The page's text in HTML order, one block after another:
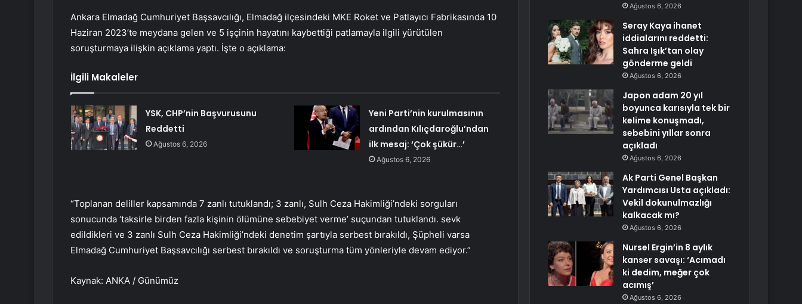
Ankara Elmadağ Cumhuriyet Başsavcılığı, Elmadağ ilçesindeki MKE Roket ve Patlayıcı Fabrikasında 10
Haziran 2023’te meydana gelen ve 5 işçinin hayatını kaybettiği patlamayla ilgili yürütülen
soruşturmaya ilişkin açıklama yaptı. İşte o açıklama:
İlgili Makaleler
YSK, CHP’nin Başvurusunu
Reddetti
Ağustos 6, 2026
Yeni Parti’nin kurulmasının
ardından Kılıçdaroğlu’ndan
ilk mesaj: ‘Çok şükür…’
Ağustos 6, 2026
“Toplanan deliller kapsamında 7 zanlı tutuklandı; 3 zanlı, Sulh Ceza Hakimliği’ndeki sorguları
sonucunda ‘taksirle birden fazla kişinin ölümüne sebebiyet verme’ suçundan tutuklandı. sevk
edildikleri ve 3 zanlı Sulh Ceza Hakimliği’ndeki denetim şartıyla serbest bırakıldı, Şüpheli varsa
Elmadağ Cumhuriyet Başsavcılığı serbest bırakıldı ve soruşturma tüm yönleriyle devam ediyor.”
Kaynak: ANKA / Günümüz
Ağustos 6, 2026
Seray Kaya ihanet
iddialarını reddetti:
Sahra Işık’tan olay
gönderme geldi
Ağustos 6, 2026
Japon adam 20 yıl
boyunca karısıyla tek bir
kelime konuşmadı,
sebebini yıllar sonra
açıkladı
Ağustos 6, 2026
Ak Parti Genel Başkan
Yardımcısı Usta açıkladı:
Vekil dokunulmazlığı
kalkacak mı?
Ağustos 6, 2026
Nursel Ergin’in 8 aylık
kanser savaşı: ‘Acımadı
ki dedim, meğer çok
acımış’
Ağustos 6, 2026